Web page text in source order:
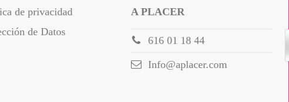
de privacidad
de Datos
A PLACER
616 01 18 44
Info@aplacer.com